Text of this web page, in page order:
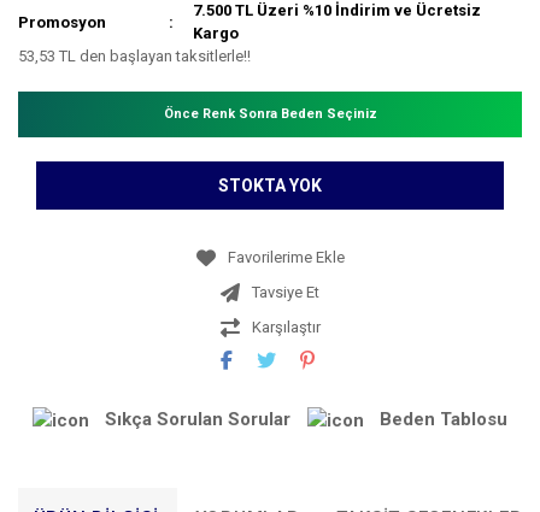
Promosyon
7.500 TL Üzeri %10 İndirim ve Ücretsiz
Kargo
53,53 TL den başlayan taksitlerle!!
Önce Renk Sonra Beden Seçiniz
STOKTA YOK
Tavsiye Et
Karşılaştır
Sıkça Sorulan Sorular Beden Tablosu